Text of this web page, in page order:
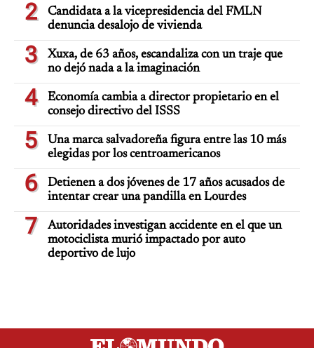
2
Candidata a la vicepresidencia del FMLN
denuncia desalojo de vivienda
3
Xuxa, de 63 años, escandaliza con un traje que
no dejó nada a la imaginación
4
Economía cambia a director propietario en el
consejo directivo del ISSS
5
Una marca salvadoreña figura entre las 10 más
elegidas por los centroamericanos
6
Detienen a dos jóvenes de 17 años acusados de
intentar crear una pandilla en Lourdes
7
Autoridades investigan accidente en el que un
motociclista murió impactado por auto
deportivo de lujo